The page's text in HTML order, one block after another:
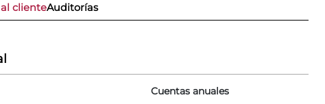
clienteAuditorías
Cuentas anuales